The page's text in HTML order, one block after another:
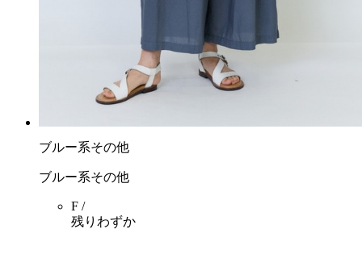
ブルー系その他
ブルー系その他
F /
残りわずか